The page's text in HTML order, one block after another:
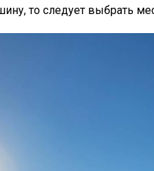
то следует выбрать